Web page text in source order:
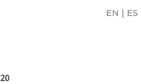
20
EN | ES